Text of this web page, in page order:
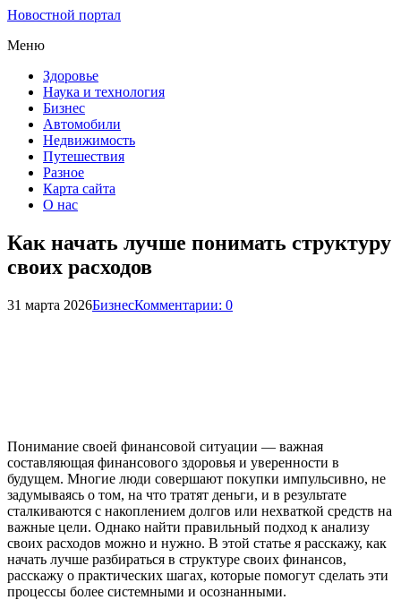
Новостной портал
Меню
Здоровье
Наука и технология
Бизнес
Автомобили
Недвижимость
Путешествия
Разное
Карта сайта
О нас
Как начать лучше понимать структуру
своих расходов
31 марта 2026БизнесКомментарии: 0
Понимание своей финансовой ситуации — важная
составляющая финансового здоровья и уверенности в
будущем. Многие люди совершают покупки импульсивно, не
задумываясь о том, на что тратят деньги, и в результате
сталкиваются с накоплением долгов или нехваткой средств на
важные цели. Однако найти правильный подход к анализу
своих расходов можно и нужно. В этой статье я расскажу, как
начать лучше разбираться в структуре своих финансов,
расскажу о практических шагах, которые помогут сделать эти
процессы более системными и осознанными.